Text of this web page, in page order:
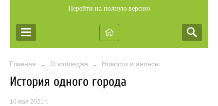
Перейти на полную версию
Главная → О колледже → Новости и анонсы
История одного города
16 мая 2021 г.